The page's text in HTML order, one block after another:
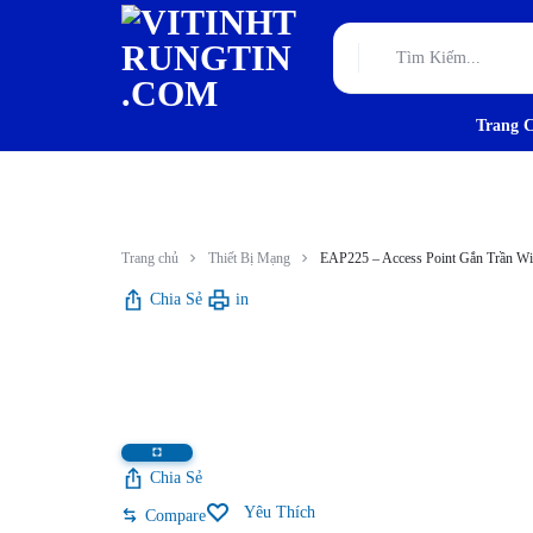
THIẾT
KẾ
CÔNG
HẠ
Trang
Trang chủ Thiết Bị Mạng EAP225 – Access Point Gắn Trần
Chia Sẻ in
Chia Sẻ
Compare Yêu Thích